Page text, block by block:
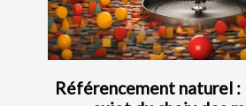
Référencement naturel :